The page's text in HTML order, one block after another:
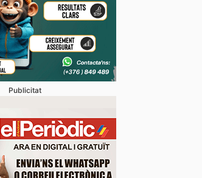
abordada amb relació a
Publicitat